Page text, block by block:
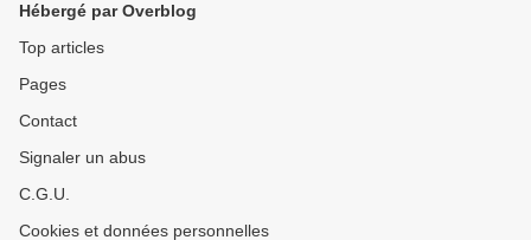
Hébergé par Overblog
Top articles
Pages
Contact
Signaler un abus
C.G.U.
Cookies et données personnelles